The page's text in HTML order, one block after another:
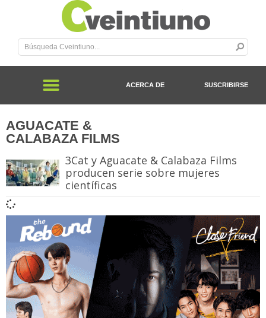
ACERCA DE SUSCRIBIRSE
AGUACATE &
CALABAZA FILMS
3Cat y Aguacate & Calabaza Films
producen serie sobre mujeres
científicas